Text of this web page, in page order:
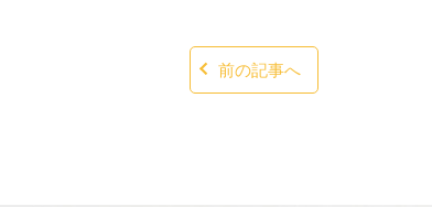
前の記事へ